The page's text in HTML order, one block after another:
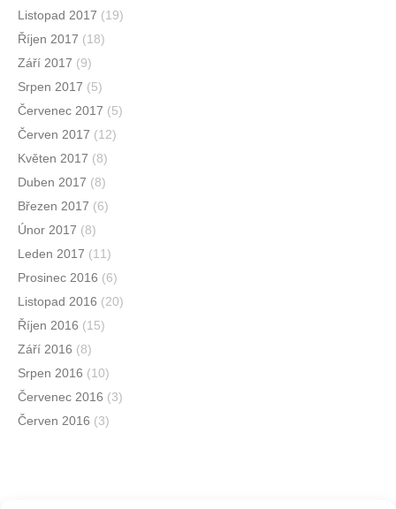
Listopad 2017 (19)
Říjen 2017 (18)
Září 2017 (9)
Srpen 2017 (5)
Červenec 2017 (5)
Červen 2017 (12)
Květen 2017 (8)
Duben 2017 (8)
Březen 2017 (6)
Únor 2017 (8)
Leden 2017 (11)
Prosinec 2016 (6)
Listopad 2016 (20)
Říjen 2016 (15)
Září 2016 (8)
Srpen 2016 (10)
Červenec 2016 (3)
Červen 2016 (3)